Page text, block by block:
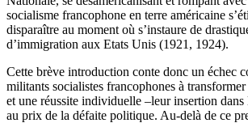
socialisme francophone en terre américaine
disparaître au moment où s’instaure de
d’immigration aux Etats Unis (1921, 1924).
Cette brève introduction conte donc un échec
militants socialistes francophones à
et une réussite individuelle –leur insertion dans
au prix de la défaite politique. Au-delà de ce